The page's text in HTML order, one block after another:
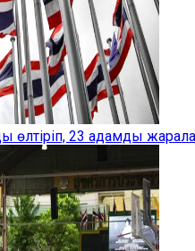
өлтіріп, 23 адамды